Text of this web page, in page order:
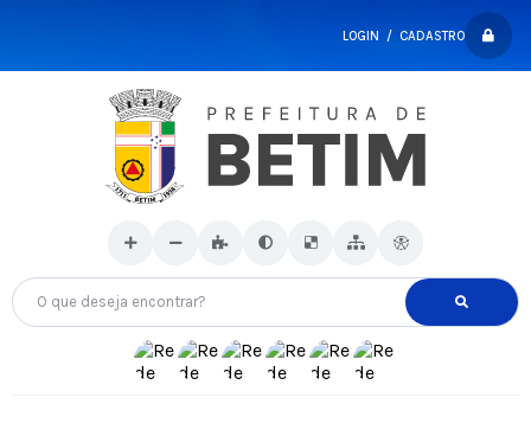
LOGIN / CADASTRO
O que deseja encontrar?